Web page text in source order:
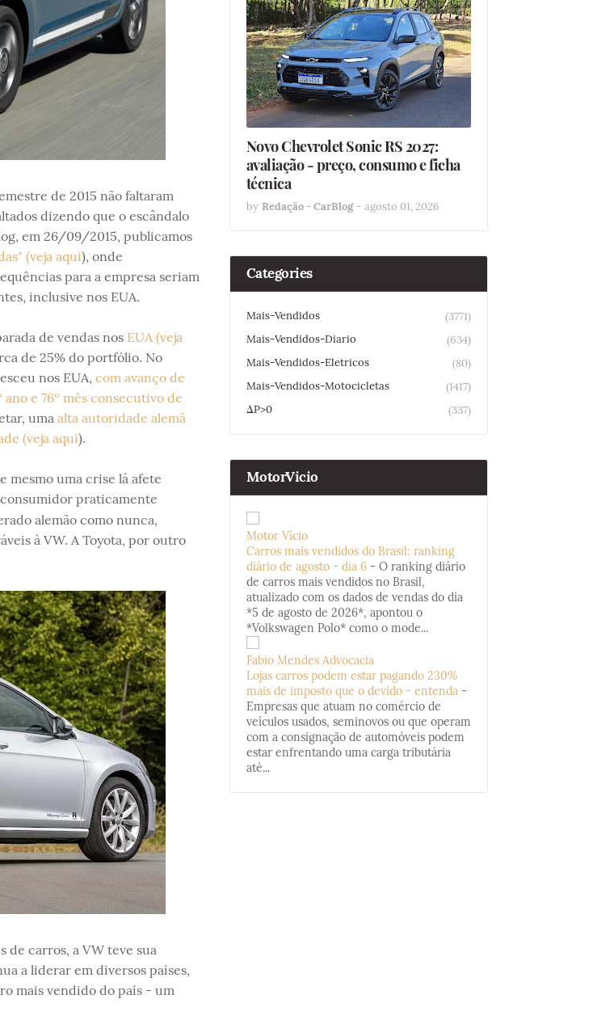
de 2015 não faltaram
dizendo que o escândalo
em 26/09/2015, publicamos
(veja aqui), onde
para a empresa seriam
inclusive nos EUA.
de vendas nos EUA (veja
de 25% do portfólio. No
nos EUA, com avanço de
e 76º mês consecutivo de
uma alta autoridade alemã
(veja aqui).
mesmo uma crise lá afete
consumidor praticamente
alemão como nunca,
à VW. A Toyota, por outro
de carros, a VW teve sua
a liderar em diversos países,
mais vendido do país - um
Novo Chevrolet Sonic RS 2027:
avaliação - preço, consumo e ficha
técnica
by Redação - CarBlog - agosto 01, 2026
Categories
Mais-Vendidos
(3771)
Mais-Vendidos-Diario
(634)
Mais-Vendidos-Eletricos
(80)
Mais-Vendidos-Motocicletas
(1417)
ΔP>0
(337)
MotorVicio
Motor Vício
Carros mais vendidos do Brasil: ranking
diário de agosto - dia 6 - O ranking diário
de carros mais vendidos no Brasil,
atualizado com os dados de vendas do dia
*5 de agosto de 2026*, apontou o
*Volkswagen Polo* como o mode...
Fabio Mendes Advocacia
Lojas carros podem estar pagando 230%
mais de imposto que o devido - entenda -
Empresas que atuam no comércio de
veículos usados, seminovos ou que operam
com a consignação de automóveis podem
estar enfrentando uma carga tributária
até...